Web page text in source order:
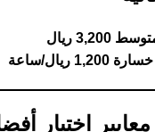
3,200 ريال
خسارة 1,200 ريال/ساعة
اختيار